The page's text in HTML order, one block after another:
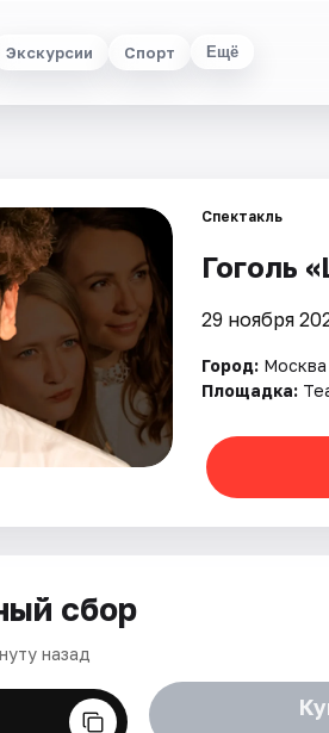
Экскурсии Спорт Ещё
Спектакль
Гоголь
29 ноября
Город: Москва
Площадка:
сбор
назад